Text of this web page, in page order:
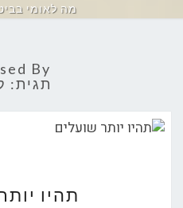
מה לאומי
By
תגית:
תהיו